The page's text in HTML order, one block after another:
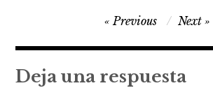
Navegación
de
entradas
Previous Next
Deja una respuesta